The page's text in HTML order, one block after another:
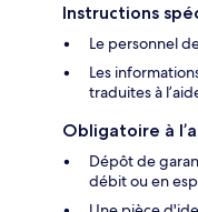
Instructions
Le personnel
Les
traduites à
Obligatoire à
Dépôt de
débit ou en